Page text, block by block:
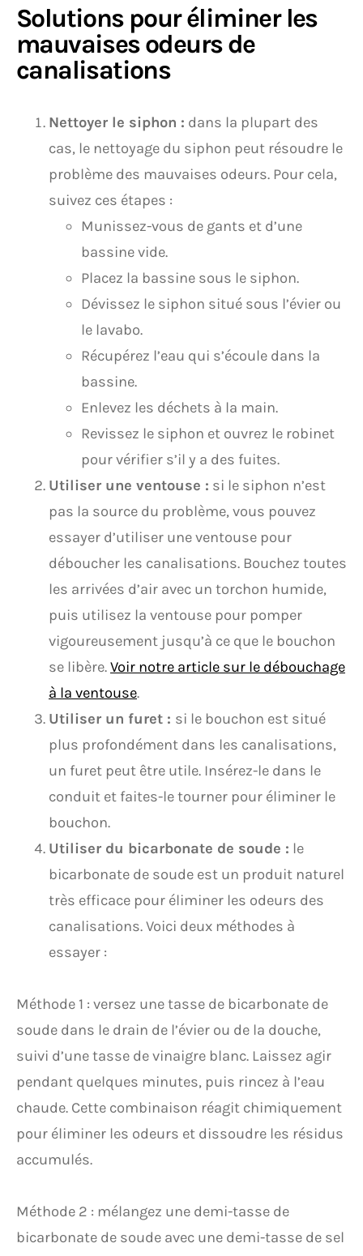
Solutions pour éliminer les
mauvaises odeurs de
canalisations
Nettoyer le siphon : dans la plupart des
cas, le nettoyage du siphon peut résoudre le
problème des mauvaises odeurs. Pour cela,
suivez ces étapes :
Munissez-vous de gants et d’une
bassine vide.
Placez la bassine sous le siphon.
Dévissez le siphon situé sous l’évier ou
le lavabo.
Récupérez l’eau qui s’écoule dans la
bassine.
Enlevez les déchets à la main.
Revissez le siphon et ouvrez le robinet
pour vérifier s’il y a des fuites.
Utiliser une ventouse : si le siphon n’est
pas la source du problème, vous pouvez
essayer d’utiliser une ventouse pour
déboucher les canalisations. Bouchez toutes
les arrivées d’air avec un torchon humide,
puis utilisez la ventouse pour pomper
vigoureusement jusqu’à ce que le bouchon
se libère.Voir notre article sur le débouchage
à la ventouse.
Utiliser un furet : si le bouchon est situé
plus profondément dans les canalisations,
un furet peut être utile. Insérez-le dans le
conduit et faites-le tourner pour éliminer le
bouchon.
Utiliser du bicarbonate de soude : le
bicarbonate de soude est un produit naturel
très efficace pour éliminer les odeurs des
canalisations. Voici deux méthodes à
essayer :
Méthode 1 : versez une tasse de bicarbonate de
soude dans le drain de l’évier ou de la douche,
suivi d’une tasse de vinaigre blanc. Laissez agir
pendant quelques minutes, puis rincez à l’eau
chaude. Cette combinaison réagit chimiquement
pour éliminer les odeurs et dissoudre les résidus
accumulés.
Méthode 2 : mélangez une demi-tasse de
bicarbonate de soude avec une demi-tasse de sel